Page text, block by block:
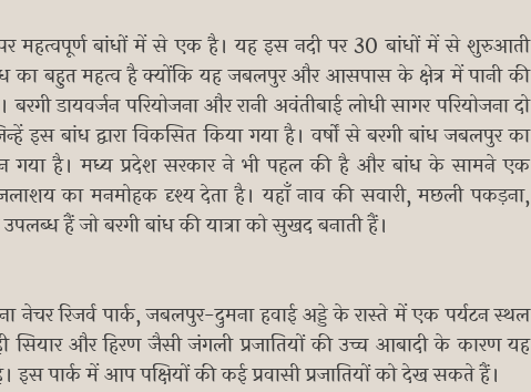
पर महत्वपूर्ण बांधों में से एक है। यह इस नदी पर 30 बांधों में से शुरुआती
का बहुत महत्व है क्योंकि यह जबलपुर और आसपास के क्षेत्र में पानी की
डायवर्जन परियोजना और रानी अवंतीबाई लोधी सागर परियोजना दो
इस बांध द्वारा विकसित किया गया है। वर्षों से बरगी बांध जबलपुर का
गया है। मध्य प्रदेश सरकार ने भी पहल की है और बांध के सामने एक
का मनमोहक दृश्य देता है। यहाँ नाव की सवारी, मछली पकड़ना,
हैं जो बरगी बांध की यात्रा को सुखद बनाती हैं।
रिजर्व पार्क, जबलपुर-दुमना हवाई अड्डे के रास्ते में एक पर्यटन स्थल
सियार और हिरण जैसी जंगली प्रजातियों की उच्च आबादी के कारण यह
इस पार्क में आप पक्षियों की कई प्रवासी प्रजातियों को देख सकते हैं।